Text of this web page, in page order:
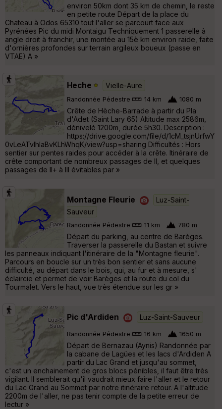
environ 50km dont 35 km de chemin, le reste
en petite route Départ de la place du
Chateau à Odos 65310 tout l'aller se parcourt face aux
Pyrénées Pic du midi Montaigu Techniquement 1 passerelle à
angle droit à franchir, une montée au 15è km environ raide, faite
d'ornières profondes sur terrain argileux boueux (passe en
VTAE) A »
Heche Vielle-Aure
Randonnée Pédestre 14 km 1080 m
Crête de Hèche-Barrade à partir du Pla
d'Adet (Saint Lary 65) Altitude max 2586m,
dénivelé 1200m, durée 5h30. Description :
https://drive.google.com/file/d/1cM_tsjnUrfwY
0vLeATvIhIaBvKLhWhqK/view?usp=sharing Difficultés : Hors
sentier sur pentes raides pour accéder à la crête. Itinéraire de
crête comportant de nombreux passages de II, et quelques
passages de II+ à III évitables par »
Montagne Fleurie
Luz-Saint-
Sauveur
Randonnée Pédestre 11 km 780 m
Départ du parking, au centre de Barèges.
Traverser la passerelle du Bastan et suivre
les panneaux indiquant l'itinéraire de la "Montagne fleurie".
Parcours en boucle sur un très bon sentier et sans aucune
difficulté, au départ dans le bois, qui, au fur et à mesure, s'
éclaircie et permet de voir Barèges et la route du col du
Tourmalet. Vers le haut, vue très étendue sur les gr »
Pic d'Ardiden Luz-Saint-Sauveur
Randonnée Pédestre 16 km 1650 m
Départ de Bernazau (Aynis) Randonnée par
la cabane de Lagües et les lacs d'Ardiden A
partir du Lac Grand et jusqu'au sommet,
c'est un enchainement de gros blocs pénibles, il faut être très
vigilant. Il semblerait qu'il vaudrait mieux faire l'aller et le retour
du Lac Grand au Sommet par notre itinéraire retour. A l'altitude
2200m de l'aller, ne pas tenir compte de la petite erreur de
lectur »